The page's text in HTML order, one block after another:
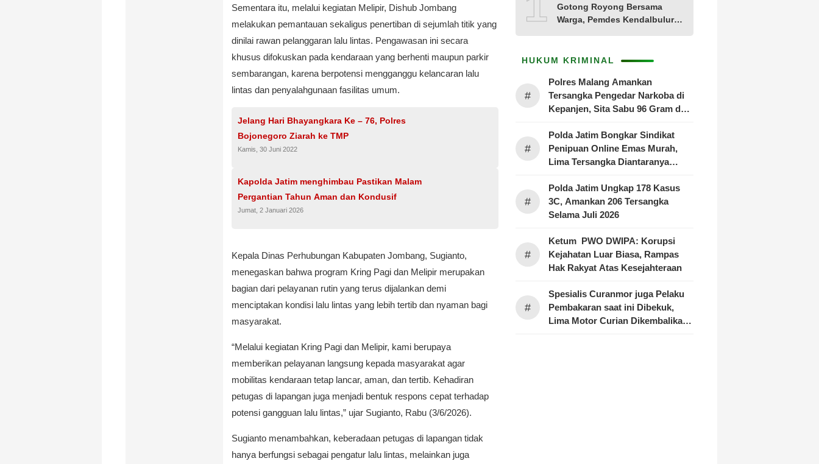
Sementara itu, melalui kegiatan Melipir, Dishub Jombang
melakukan pemantauan sekaligus penertiban di sejumlah titik yang
dinilai rawan pelanggaran lalu lintas. Pengawasan ini secara
khusus difokuskan pada kendaraan yang berhenti maupun parkir
sembarangan, karena berpotensi mengganggu kelancaran lalu
lintas dan penyalahgunaan fasilitas umum.
Jelang Hari Bhayangkara Ke – 76, Polres
Bojonegoro Ziarah ke TMP
Kamis, 30 Juni 2022
Kapolda Jatim menghimbau Pastikan Malam
Pergantian Tahun Aman dan Kondusif
Jumat, 2 Januari 2026
Kepala Dinas Perhubungan Kabupaten Jombang, Sugianto,
menegaskan bahwa program Kring Pagi dan Melipir merupakan
bagian dari pelayanan rutin yang terus dijalankan demi
menciptakan kondisi lalu lintas yang lebih tertib dan nyaman bagi
masyarakat.
“Melalui kegiatan Kring Pagi dan Melipir, kami berupaya
memberikan pelayanan langsung kepada masyarakat agar
mobilitas kendaraan tetap lancar, aman, dan tertib. Kehadiran
petugas di lapangan juga menjadi bentuk respons cepat terhadap
potensi gangguan lalu lintas,” ujar Sugianto, Rabu (3/6/2026).
Sugianto menambahkan, keberadaan petugas di lapangan tidak
hanya berfungsi sebagai pengatur lalu lintas, melainkan juga
Gotong Royong Bersama
Warga, Pemdes Kendalbulur
HUKUM KRIMINAL
#
Polres Malang Amankan
Tersangka Pengedar Narkoba di
Kepanjen, Sita Sabu 96 Gram dan
#
Polda Jatim Bongkar Sindikat
Penipuan Online Emas Murah,
Lima Tersangka Diantaranya
#
Polda Jatim Ungkap 178 Kasus
3C, Amankan 206 Tersangka
Selama Juli 2026
#
Ketum PWO DWIPA: Korupsi
Kejahatan Luar Biasa, Rampas
Hak Rakyat Atas Kesejahteraan
#
Spesialis Curanmor juga Pelaku
Pembakaran saat ini Dibekuk,
Lima Motor Curian Dikembalikan